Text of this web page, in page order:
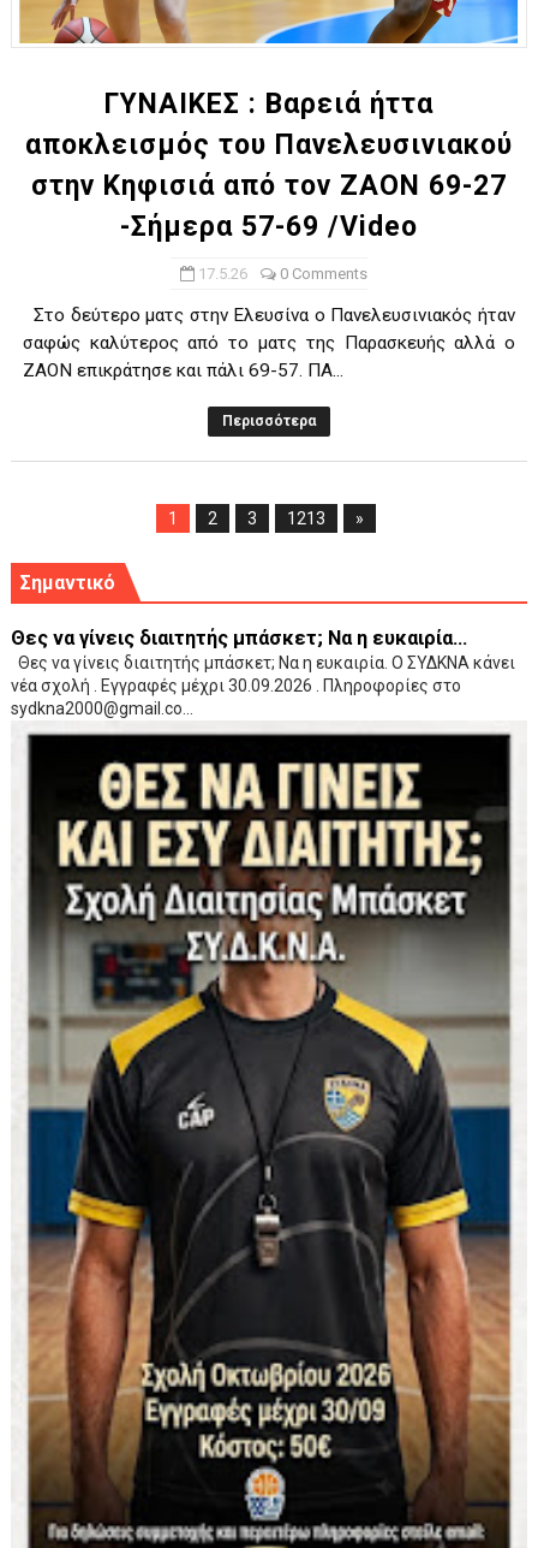
ΓΥΝΑΙΚΕΣ : Βαρειά ήττα
αποκλεισμός του Πανελευσινιακού
στην Κηφισιά από τον ΖΑΟΝ 69-27
-Σήμερα 57-69 /Video
17.5.26 0 Comments
Στο δεύτερο ματς στην Ελευσίνα ο Πανελευσινιακός ήταν
σαφώς καλύτερος από το ματς της Παρασκευής αλλά ο
ΖΑΟΝ επικράτησε και πάλι 69-57. ΠΑ...
Περισσότερα
1 2 3 1213 »
Σημαντικό
Θες να γίνεις διαιτητής μπάσκετ; Να η ευκαιρία...
Θες να γίνεις διαιτητής μπάσκετ; Να η ευκαιρία. Ο ΣΥΔΚΝΑ κάνει
νέα σχολή . Εγγραφές μέχρι 30.09.2026 . Πληροφορίες στο
sydkna2000@gmail.co...